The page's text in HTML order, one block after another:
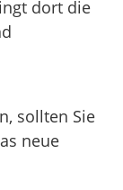
dort die
sollten Sie
neue